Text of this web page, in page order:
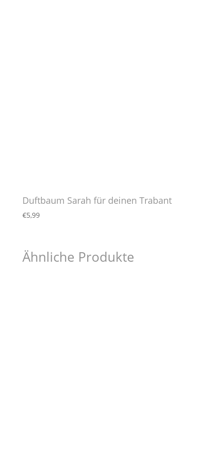
Duftbaum Sarah für deinen Trabant
€5,99
Ähnliche Produkte